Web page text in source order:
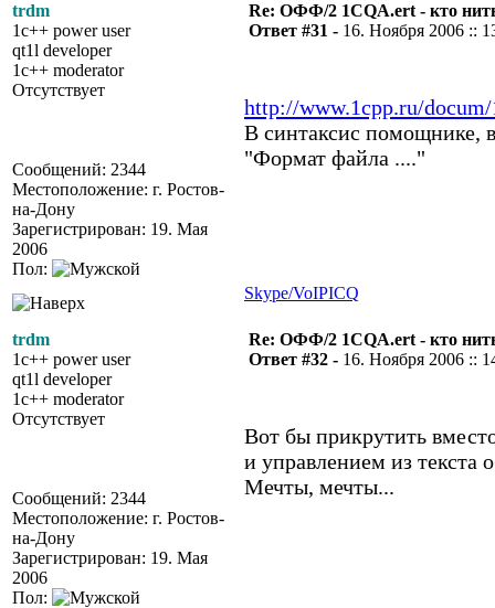
trdm
1c++ power user
qt1l developer
1c++ moderator
Отсутствует
Сообщений: 2344
Местоположение: г. Ростов-
на-Дону
Зарегистрирован: 19. Мая
2006
Пол:
Re: ОФФ/2 1CQA.ert - кто
Ответ #31 - 16. Ноября 2006 ::
http://www.1cpp.ru/
В синтаксис помощнике,
"Формат файла ...."
Skype/VoIPICQ
trdm
1c++ power user
qt1l developer
1c++ moderator
Отсутствует
Сообщений: 2344
Местоположение: г. Ростов-
на-Дону
Зарегистрирован: 19. Мая
2006
Пол:
Re: ОФФ/2 1CQA.ert - кто
Ответ #32 - 16. Ноября 2006 ::
Вот бы прикрутить
и управлением из текста
Мечты, мечты...